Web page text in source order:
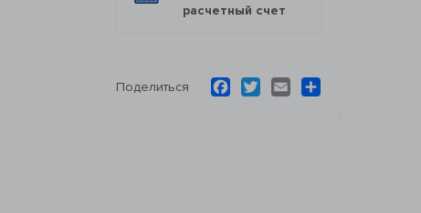
расчетный счет
Поделиться FacebookTwitterEmail